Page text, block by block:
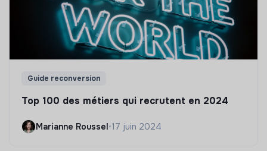
Guide reconversion
Top 100 des métiers qui recrutent en 2024
Marianne Roussel•17 juin 2024